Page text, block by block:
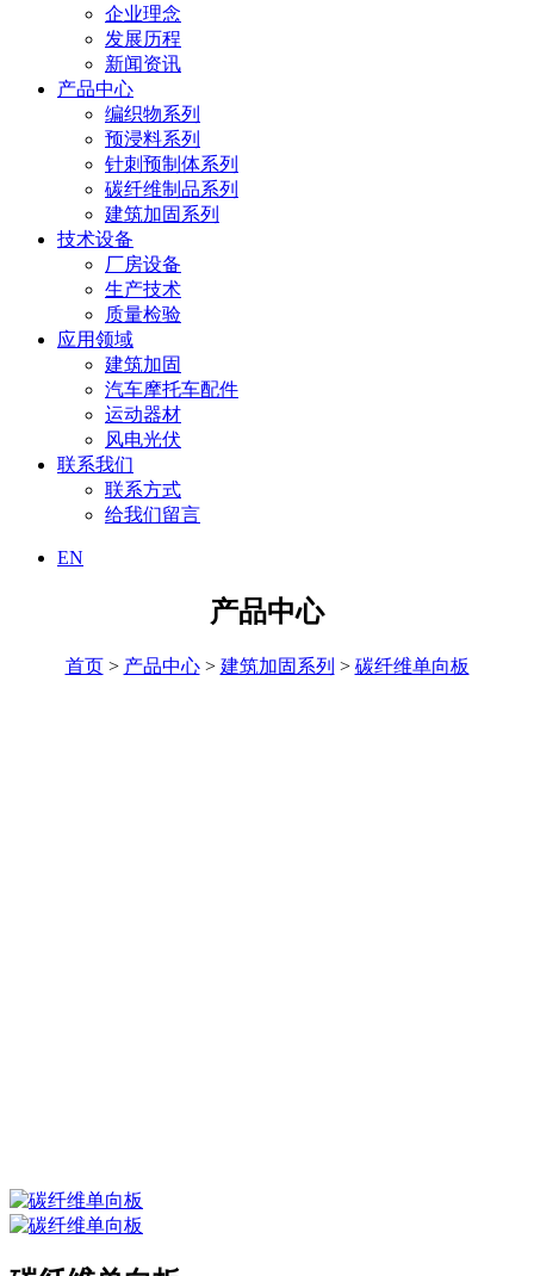
企业理念
发展历程
新闻资讯
产品中心
编织物系列
预浸料系列
针刺预制体系列
碳纤维制品系列
建筑加固系列
技术设备
厂房设备
生产技术
质量检验
应用领域
建筑加固
汽车摩托车配件
运动器材
风电光伏
联系我们
联系方式
给我们留言
EN
产品中心
首页> 产品中心> 建筑加固系列 > 碳纤维单向板